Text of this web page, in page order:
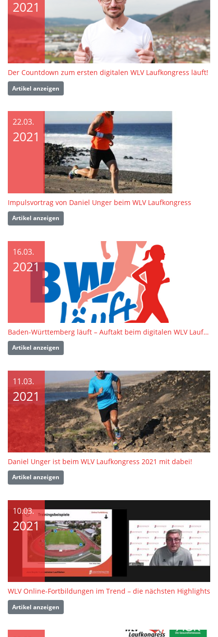
2021
Der Countdown zum ersten digitalen WLV Laufkongress läuft!
Artikel anzeigen
22.03.
2021
Impulsvortrag von Daniel Unger beim WLV Laufkongress
Artikel anzeigen
16.03.
2021
Baden-Württemberg läuft – Auftakt beim digitalen WLV Laufkongress 2021
Artikel anzeigen
11.03.
2021
Daniel Unger ist beim WLV Laufkongress 2021 mit dabei!
Artikel anzeigen
10.03.
2021
WLV Online-Fortbildungen im Trend – die nächsten Highlights
Artikel anzeigen